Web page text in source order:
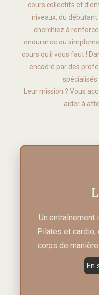
cours collectifs et
niveaux, du
cherchiez à
endurance ou
cours qu’il vous faut !
encadré par des
spécialisés
Leur mission ? Vous
aider à
Un entraînement
Pilates et cardio,
corps de
En